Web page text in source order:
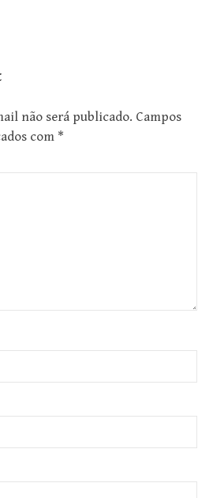
não será publicado. Campos
com *